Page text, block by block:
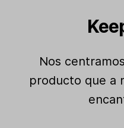
Nos
producto que a